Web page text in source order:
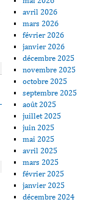
avril 2026
mars 2026
février 2026
janvier 2026
décembre 2025
novembre 2025
octobre 2025
septembre 2025
août 2025
juillet 2025
juin 2025
mai 2025
avril 2025
mars 2025
février 2025
janvier 2025
décembre 2024